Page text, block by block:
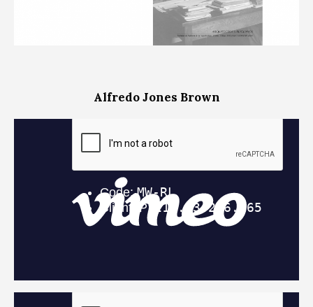
Alfredo Jones Brown